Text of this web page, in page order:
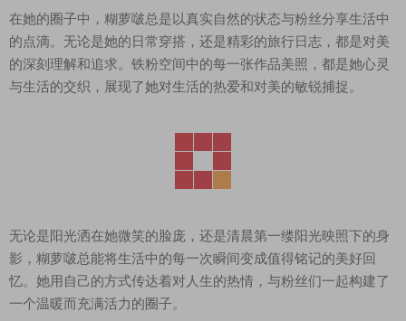
在她的圈子中，糊萝啵总是以真实自然的状态与粉丝分享生活中
的点滴。无论是她的日常穿搭，还是精彩的旅行日志，都是对美
的深刻理解和追求。铁粉空间中的每一张作品美照，都是她心灵
与生活的交织，展现了她对生活的热爱和对美的敏锐捕捉。
无论是阳光洒在她微笑的脸庞，还是清晨第一缕阳光映照下的身
影，糊萝啵总能将生活中的每一次瞬间变成值得铭记的美好回
忆。她用自己的方式传达着对人生的热情，与粉丝们一起构建了
一个温暖而充满活力的圈子。